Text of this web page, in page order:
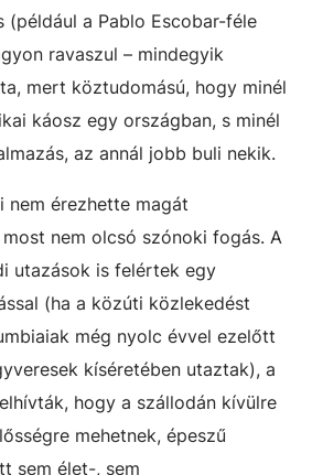
(például a Pablo Escobar-féle
ravaszul – mindegyik
mert köztudomású, hogy minél
káosz egy országban, s minél
az annál jobb buli nekik.
nem érezhette magát
nem olcsó szónoki fogás. A
utazások is felértek egy
(ha a közúti közlekedést
még nyolc évvel ezelőtt
kíséretében utaztak), a
hogy a szállodán kívülre
mehetnek, épeszű
sem élet-, sem